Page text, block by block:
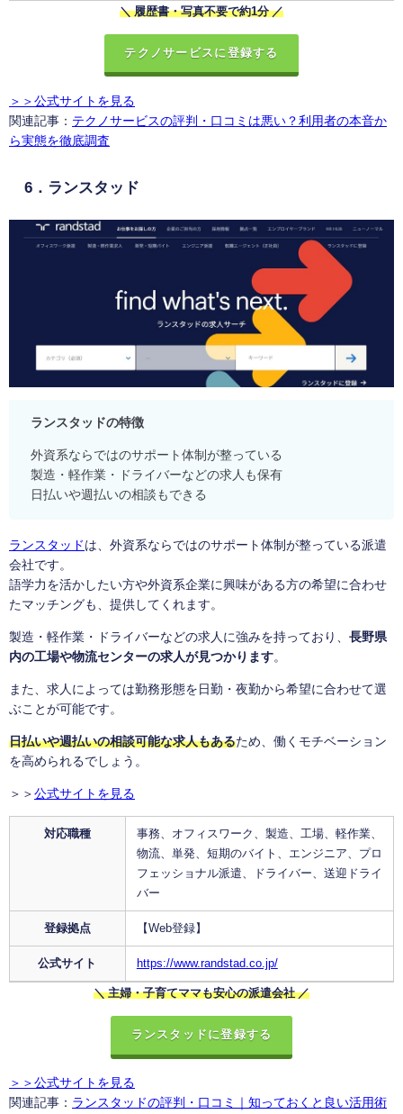
＼ 履歴書・写真不要で約1分 ／
テクノサービスに登録する
＞＞公式サイトを見る
関連記事： テクノサービスの評判・口コミは悪い？利用者の本音か
ら実態を徹底調査
6．ランスタッド
ランスタッドの特徴
外資系ならではのサポート体制が整っている
製造・軽作業・ドライバーなどの求人も保有
日払いや週払いの相談もできる
ランスタッド は、外資系ならではのサポート体制が整っている派遣
会社です。
語学力を活かしたい方や外資系企業に興味がある方の希望に合わせ
たマッチングも、提供してくれます。
製造・軽作業・ドライバーなどの求人に強みを持っており、 長野県
内の工場や物流センターの求人が見つかります。
また、求人によっては勤務形態を日勤・夜勤から希望に合わせて選
ぶことが可能です。
日払いや週払いの相談可能な求人もあるため、働くモチベーション
を高められるでしょう。
＞＞ 公式サイトを見る
対応職種
事務、オフィスワーク、製造、工場、軽作業、
物流、単発、短期のバイト、エンジニア、プロ
フェッショナル派遣、ドライバー、送迎ドライ
バー
登録拠点 【Web登録】
公式サイト https://www.randstad.co.jp/
＼ 主婦・子育てママも安心の派遣会社 ／
ランスタッドに登録する
＞＞公式サイトを見る
関連記事： ランスタッドの評判・口コミ｜知っておくと良い活用術